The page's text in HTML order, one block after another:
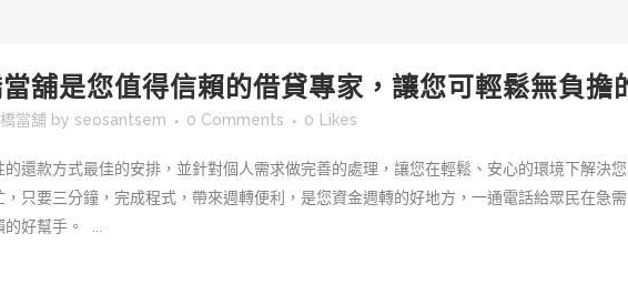
舖是您值得信賴的借貸專家，讓您可輕鬆無負擔
當舖 by seosantsem 0 Comments 0 Likes
還款方式最佳的安排，並針對個人需求做完善的處理，讓您在輕鬆、安心的環境下解決
只要三分鐘，完成程式，帶來週轉便利，是您資金週轉的好地方，一通電話給眾民在急
好幫手。 ...